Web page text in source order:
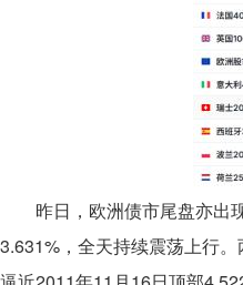
昨日，欧洲债市尾盘亦出现
3.631%，全天持续震荡上行